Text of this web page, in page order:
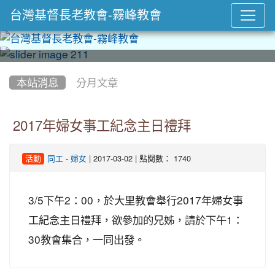
本站消息 分月文章
2017年婦女事工紀念主日禮拜
活動 同工 -婦女 | 2017-03-02 | 點閱數： 1740
3/5下午2：00，於大里教會舉行2017年婦女事
工紀念主日禮拜，欲參加的兄姊，請於下午1：
30教會集合，一同出發。
台灣基督長老教會-霧峰教會